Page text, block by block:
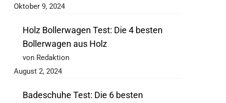
Oktober 9, 2024
Holz Bollerwagen Test: Die 4 besten
Bollerwagen aus Holz
von Redaktion
August 2, 2024
Badeschuhe Test: Die 6 besten